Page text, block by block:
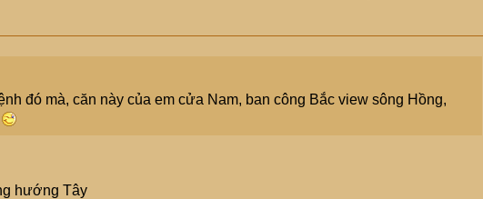
đó mà, căn này của em cửa Nam, ban công Bắc view sông Hồng,
hướng Tây